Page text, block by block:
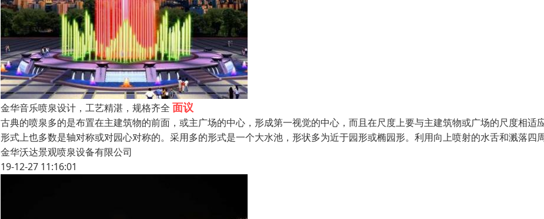
金华音乐喷泉设计，工艺精湛，规格齐全 面议
古典的喷泉多的是布置在主建筑物的前面，或主广场的中心，形成第一视觉的中心，而且在尺度上要与主建筑物或广场的尺度相适
形式上也多数是轴对称或对园心对称的。采用多的形式是一个大水池，形状多为近于园形或椭园形。利用向上喷射的水舌和溅落四
金华沃达景观喷泉设备有限公司
19-12-27 11:16:01